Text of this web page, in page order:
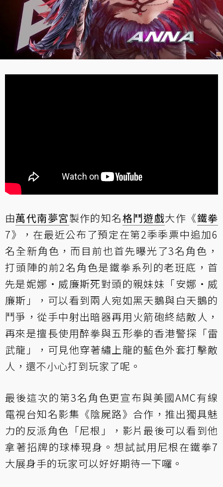
由萬代南夢宮製作的知名格鬥遊戲大作《鐵拳
7》，在最近公布了預定在第2季季票中追加6
名全新角色，而目前也首先曝光了3名角色，
打頭陣的前2名角色是鐵拳系列的老班底，首
先是妮娜‧威廉斯死對頭的親妹妹「安娜‧威
廉斯」，可以看到兩人宛如黑天鵝與白天鵝的
鬥爭，從手中射出暗器再用火箭砲終結敵人，
再來是擅長使用醉拳與五形拳的香港警探「雷
武龍」，可見他穿著繡上龍的藍色外套打擊敵
人，還不小心打到玩家了呢。
最後這次的第3名角色更宣布與美國AMC有線
電視台知名影集《陰屍路》合作，推出獨具魅
力的反派角色「尼根」，影片最後可以看到他
拿著招牌的球棒現身。想試試用尼根在鐵拳7
大展身手的玩家可以好好期待一下囉。